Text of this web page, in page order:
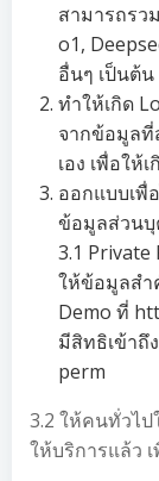
สามารถรว
o1,
อื่นๆ เป็นต้น
ทำให้เกิด
จากข้อมูลที่
เอง เพื่อให้
ออกแบบเพื่
ข้อมูลส่วนบุ
3.1
ให้ข้อมูลส
Demo ที่
มีสิทธิเข้าถึ
perm
3.2 ให้คนทั่วไป
ให้บริการแล้ว